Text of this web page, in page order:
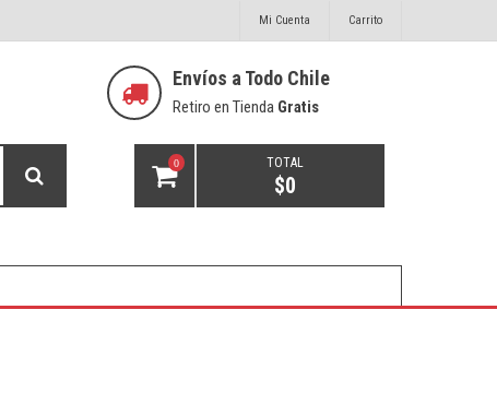
Mi Cuenta Carrito
Envíos a Todo Chile
Retiro en Tienda Gratis
0 TOTAL
$0